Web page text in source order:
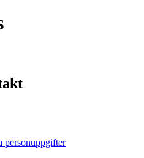
personuppgifter